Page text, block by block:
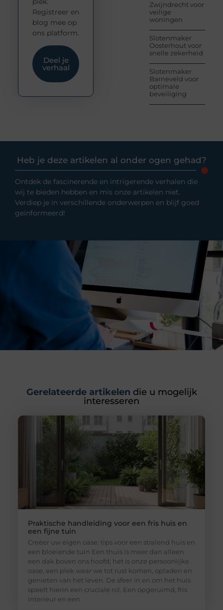
Zwijndrecht voor
veilige
woningen
Slotenmaker
Oosterhout voor
snelle zekerheid
Slotenmaker
Barneveld voor
optimale
beveiliging
Registreer en
blog mee op
ons platform.
Deel je
verhaal
Heb je deze artikelen al onder ogen gehad?
Ontdek de fascinerende en intrigerende verhalen die
wij te bieden hebben en mis onze artikelen niet.
Verdiep je in verschillende onderwerpen en blijf goed
geïnformeerd!
Gerelateerde artikelen die u mogelijk
interesseren
Praktische handleiding voor een fris huis en
een fijne tuin
Creëer uw eigen oase: tips voor een stralend huis en
een bloeiende tuin Een thuis is meer dan alleen
een dak boven ons hoofd; het is onze persoonlijke
oase, een plek waar we tot rust komen, opladen en
genieten van het leven. De sfeer in en om het huis
speelt hierin een cruciale rol. Een opgeruimd, fris
interieur en een